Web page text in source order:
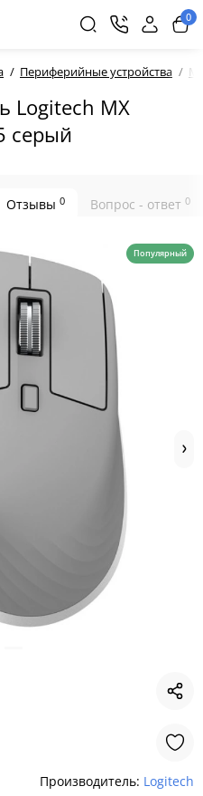
0
Периферийные устройства
Logitech MX
серый
Отзывы 0 Вопрос - ответ 0
Популярный
Производитель: Logitech